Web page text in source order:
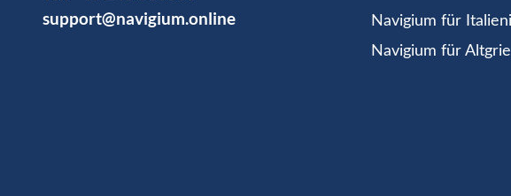
support@navigium.online
Navigium für
Navigium für